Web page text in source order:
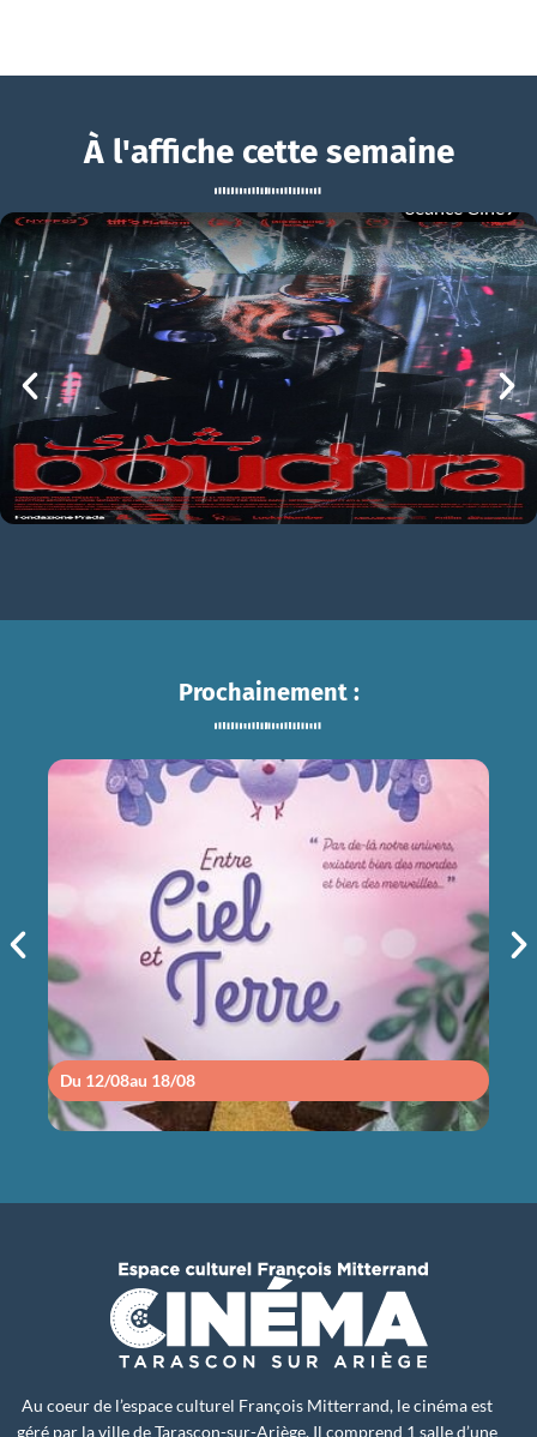
Le Retour du projectionniste
Le Retour du projectionniste Bande-annonce VO STFR
À l'affiche cette semaine
BOUCHRA
mer 05/08
21h00
Prochainement :
Du 12/08au 18/08
ENTRE CIEL ET TERRE
sam 15/08
14h30
Au coeur de l’espace culturel François Mitterrand, le cinéma est
géré par la ville de Tarascon-sur-Ariège. Il comprend 1 salle d’une